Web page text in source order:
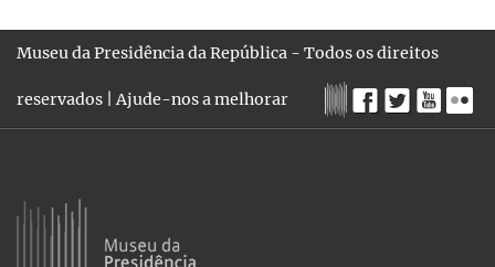
Museu da Presidência da República - Todos os direitos
reservados |Ajude-nos a melhorar